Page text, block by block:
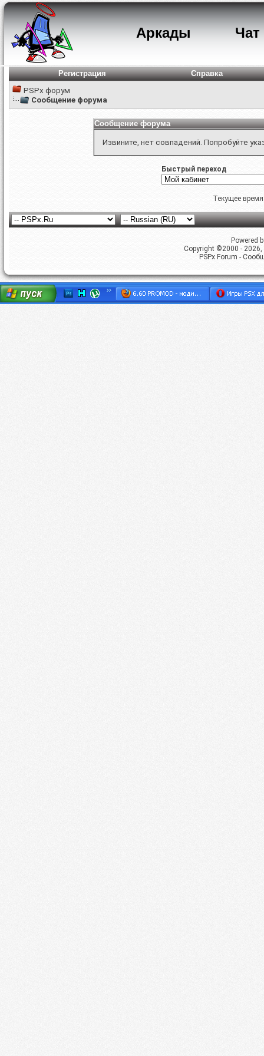
Аркады Чат
Регистрация
Справка
PSPx форум
Сообщение форума
Сообщение форума
Извините, нет совпадений. Попробуйте
Быстрый переход
Текущее
Powered
Copyright ©2000 -
PSPx Forum -